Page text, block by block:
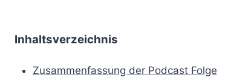
Inhaltsverzeichnis
Zusammenfassung der Podcast Folge